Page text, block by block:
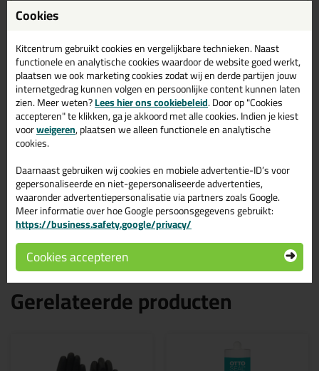
Mens en milieuvriendelijk
Lijmkit voor EPDM-daktoepassingen
Bestand tegen condens
Uitstekende hechtingseigenschappen zelfs op vochtige
ondergronden
Goede kleefkracht ook op vele oplosmiddelgevoelige
ondergronden zoals polystyreenschuim (XPS en EPS)
In de meeste gevallen geen primer nodig
Probleemloos toepasbaar op oneffen ondergronden
Correctie mogelijk tot 30 minuten na aanbrengen
Duurzaam
Veroorzaakt geen blaasvorming
Lage krimp
Elastisch
Voldoet aan brandklasse B2 (DIN 4102 - B2)
Kleur: zwart
Gerelateerde producten
Cookies
Kitcentrum gebruikt cookies en vergelijkbare technieken. Naast
functionele en analytische cookies waardoor de website goed werkt,
plaatsen we ook marketing cookies zodat wij en derde partijen jouw
internetgedrag kunnen volgen en persoonlijke content kunnen laten
zien. Meer weten?Lees hier ons cookiebeleid. Door op "Cookies
accepteren" te klikken, ga je akkoord met alle cookies. Indien je kiest
voorweigeren, plaatsen we alleen functionele en analytische
cookies.
Daarnaast gebruiken wij cookies en mobiele advertentie-ID’s voor
gepersonaliseerde en niet-gepersonaliseerde advertenties,
waaronder advertentiepersonalisatie via partners zoals Google.
Meer informatie over hoe Google persoonsgegevens gebruikt:
https://business.safety.google/privacy/
Cookies accepteren